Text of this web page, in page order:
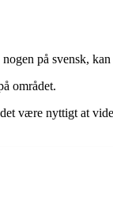
på svensk,
området.
være nyttigt at